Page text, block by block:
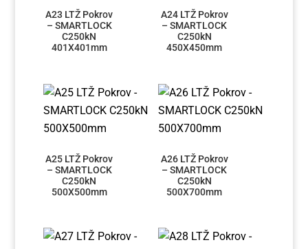
A23 LTŽ Pokrov
– SMARTLOCK
C250kN
401X401mm
A24 LTŽ Pokrov
– SMARTLOCK
C250kN
450X450mm
A25 LTŽ Pokrov
– SMARTLOCK
C250kN
500X500mm
A26 LTŽ Pokrov
– SMARTLOCK
C250kN
500X700mm